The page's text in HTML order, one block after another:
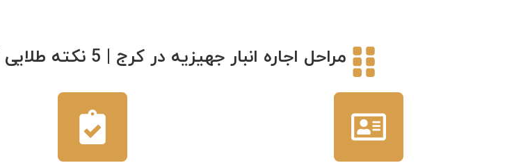
مراحل اجاره انبار جهیزیه در کرج | 5 نکته طلایی که قبل از اجاره انبار جهیزیه باید بدونی!!! از انبار دپو کرج